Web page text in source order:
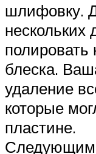
шлифовку.
нескольких
полировать
блеска.
удаление
которые
пластине.
Следующим